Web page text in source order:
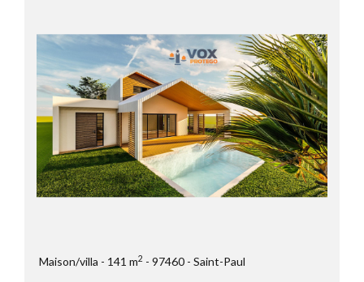
Maison/villa 141 m2 97460 Saint-Paul